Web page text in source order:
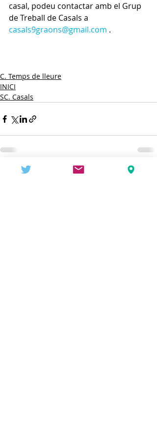
casal, podeu contactar amb el Grup
de Treball de Casals a
casals9graons@gmail.com .
C. Temps de lleure
INICI
SC. Casals
Entradas recientes Ver todo